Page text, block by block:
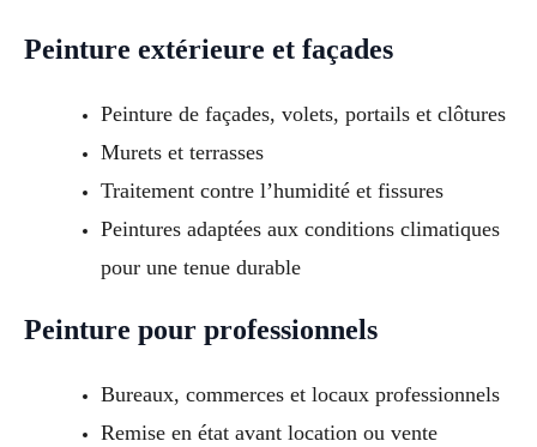
Peinture extérieure et façades
Peinture de façades, volets, portails et clôtures
Murets et terrasses
Traitement contre l’humidité et fissures
Peintures adaptées aux conditions climatiques
pour une tenue durable
Peinture pour professionnels
Bureaux, commerces et locaux professionnels
Remise en état avant location ou vente